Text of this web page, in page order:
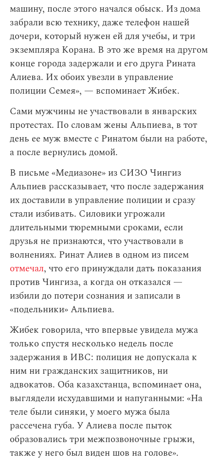
машину, после этого начался обыск. Из дома
забрали всю технику, даже телефон нашей
дочери, который нужен ей для учебы, и три
экземпляра Корана. В это же время на другом
конце города задержали и его друга Рината
Алиева. Их обоих увезли в управление
полиции Семея», — вспоминает Жибек.
Сами мужчины не участвовали в январских
протестах. По словам жены Альпиева, в тот
день ее муж вместе с Ринатом были на работе,
а после вернулись домой.
В письме «Медиазоне» из СИЗО Чингиз
Альпиев рассказывает, что после задержания
их доставили в управление полиции и сразу
стали избивать. Силовики угрожали
длительными тюремными сроками, если
друзья не признаются, что участвовали в
волнениях. Ринат Алиев в одном из писем
отмечал, что его принуждали дать показания
против Чингиза, а когда он отказался —
избили до потери сознания и записали в
«подельники» Альпиева.
Жибек говорила, что впервые увидела мужа
только спустя несколько недель после
задержания в ИВС: полиция не допускала к
ним ни гражданских защитников, ни
адвокатов. Оба казахстанца, вспоминает она,
выглядели исхудавшими и напуганными: «На
теле были синяки, у моего мужа была
рассечена губа. У Алиева после пыток
образовались три межпозвоночные грыжи,
также у него был виден шов на голове».